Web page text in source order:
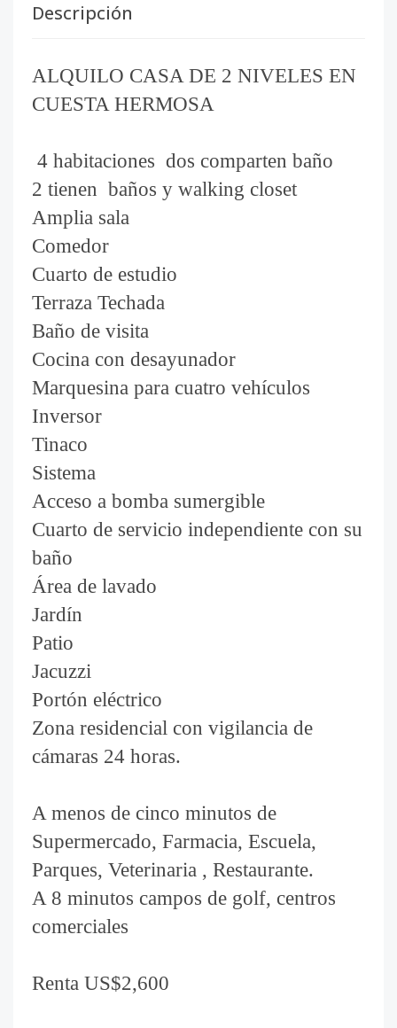
Descripción
ALQUILO CASA DE 2 NIVELES EN
CUESTA HERMOSA
4 habitaciones dos comparten baño
2 tienen baños y walking closet
Amplia sala
Comedor
Cuarto de estudio
Terraza Techada
Baño de visita
Cocina con desayunador
Marquesina para cuatro vehículos
Inversor
Tinaco
Sistema
Acceso a bomba sumergible
Cuarto de servicio independiente con su
baño
Área de lavado
Jardín
Patio
Jacuzzi
Portón eléctrico
Zona residencial con vigilancia de
cámaras 24 horas.
A menos de cinco minutos de
Supermercado, Farmacia, Escuela,
Parques, Veterinaria , Restaurante.
A 8 minutos campos de golf, centros
comerciales
Renta US$2,600